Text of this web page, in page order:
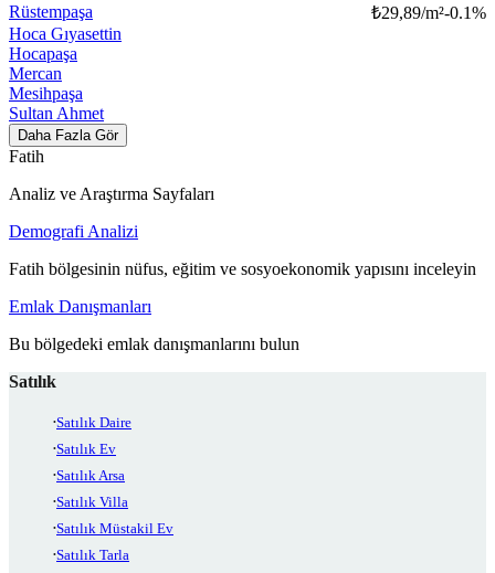
Rüstempaşa
₺29,89/m²-0.1%
Hoca Gıyasettin
Hocapaşa
Mercan
Mesihpaşa
Sultan Ahmet
Daha Fazla Gör
Fatih
Analiz ve Araştırma Sayfaları
Demografi Analizi
Fatih bölgesinin nüfus, eğitim ve sosyoekonomik yapısını inceleyin
Emlak Danışmanları
Bu bölgedeki emlak danışmanlarını bulun
Satılık
Satılık Daire
Satılık Ev
Satılık Arsa
Satılık Villa
Satılık Müstakil Ev
Satılık Tarla